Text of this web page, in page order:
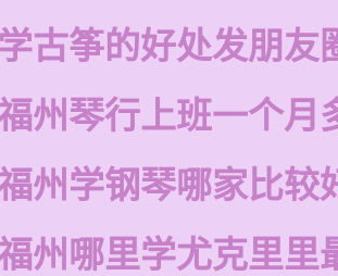
学古筝的好处发朋友
州琴行上班一个月
州学钢琴哪家比较
州哪里学尤克里里